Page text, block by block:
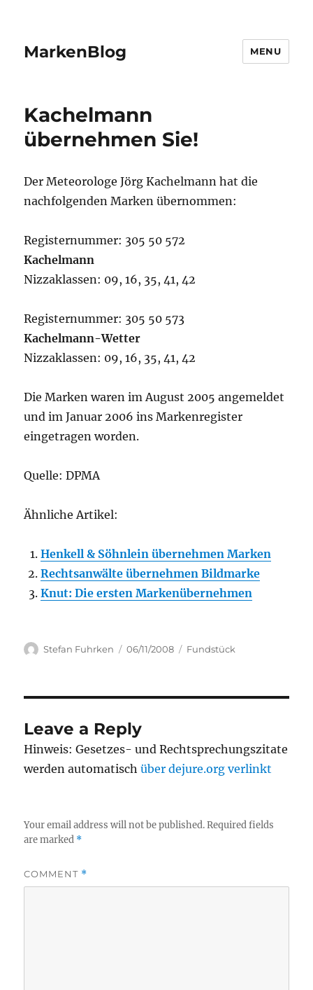
MarkenBlog MENU
Kachelmann
übernehmen Sie!
Der Meteorologe Jörg Kachelmann hat die
nachfolgenden Marken übernommen:
Registernummer: 305 50 572
Kachelmann
Nizzaklassen: 09, 16, 35, 41, 42
Registernummer: 305 50 573
Kachelmann-Wetter
Nizzaklassen: 09, 16, 35, 41, 42
Die Marken waren im August 2005 angemeldet
und im Januar 2006 ins Markenregister
eingetragen worden.
Quelle: DPMA
Ähnliche Artikel:
Henkell & Söhnlein übernehmen Marken
Rechtsanwälte übernehmen Bildmarke
Knut: Die ersten Markenübernehmen
Author
Stefan Fuhrken
Posted
06/11/2008 Categories
Fundstück
Leave a Reply
Hinweis: Gesetzes- und Rechtsprechungszitate
werden automatischüber dejure.org verlinkt
Your email address will not be published. Required fields
are marked *
COMMENT *